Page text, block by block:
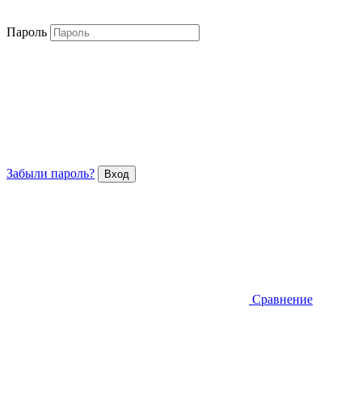
Пароль
Забыли пароль?
Сравнение